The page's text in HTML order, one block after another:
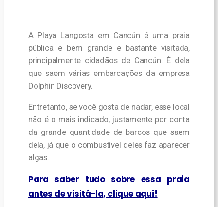
A Playa Langosta em Cancún é uma praia
pública e bem grande e bastante visitada,
principalmente cidadãos de Cancún. Édela
que saem várias embarcações da empresa
Dolphin Discovery.
Entretanto, se você gosta de nadar, esse local
não é o mais indicado, justamente por conta
da grande quantidade de barcos que saem
dela, já que o combustível deles faz aparecer
algas.
Para saber tudo sobre essa praia
antes de visitá-la, clique aqui!